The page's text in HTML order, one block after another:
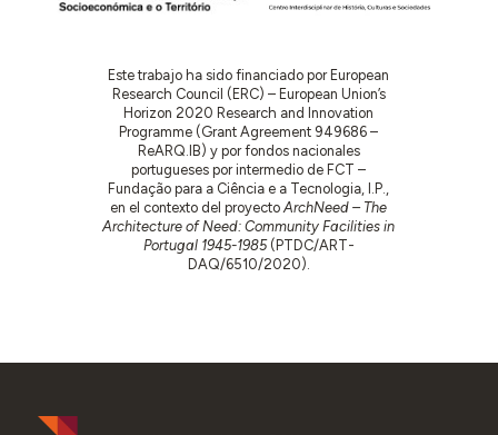
Este trabajo ha sido financiado por European
Research Council (ERC) – European Union’s
Horizon 2020 Research and Innovation
Programme (Grant Agreement 949686 –
ReARQ.IB) y por fondos nacionales
portugueses por intermedio de FCT –
Fundação para a Ciência e a Tecnologia, I.P.,
en el contexto del proyectoArchNeed – The
Architecture of Need: Community Facilities in
Portugal 1945-1985(PTDC/ART-
DAQ/6510/2020).